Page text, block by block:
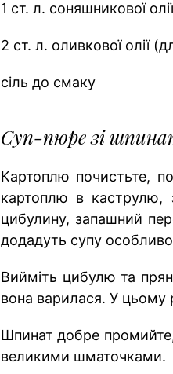
1 ст. л. соняшникової
2 ст. л. оливкової олії
сіль до смаку
Суп-пюре зі
Картоплю почистьте,
картоплю в каструлю,
цибулину, запашний
додадуть супу
Вийміть цибулю та
вона варилася. У цьому
Шпинат добре
великими шматочками.